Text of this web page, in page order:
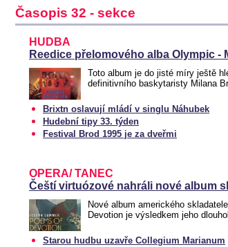
Časopis 32 - sekce
HUDBA
Reedice přelomového alba Olympic -
Toto album je do jisté míry ještě
definitivního baskytaristy Milana
Brixtn oslavují mládí v singlu Náhubek
Hudební tipy 33. týden
Festival Brod 1995 je za dveřmi
OPERA/ TANEC
Čeští virtuózové nahráli nové album
Nové album amerického
Devotion je výsledkem jeho
Starou hudbu uzavře Collegium Marianum